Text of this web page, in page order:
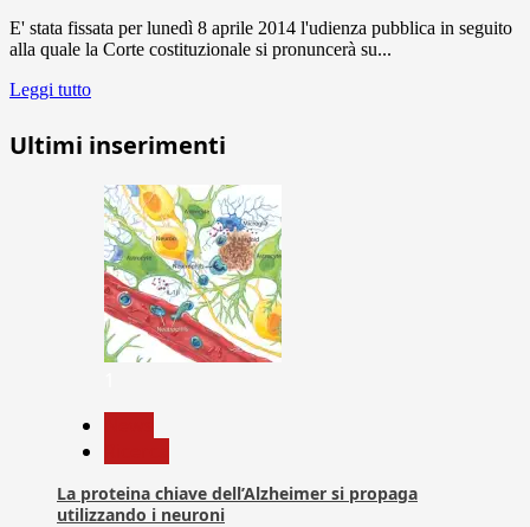
E' stata fissata per lunedì 8 aprile 2014 l'udienza pubblica in seguito
alla quale la Corte costituzionale si pronuncerà su...
Leggi tutto
Ultimi inserimenti
La proteina chiave dell’Alzheimer si propaga
utilizzando i neuroni